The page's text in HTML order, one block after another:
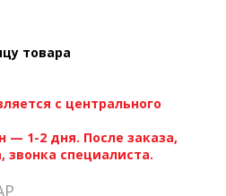
товара
с центрального
— 1-2 дня. После заказа,
специалиста.